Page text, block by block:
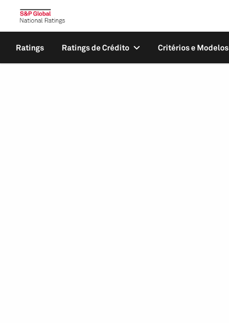
Ratings Ratings de Crédito Critérios e Modelos